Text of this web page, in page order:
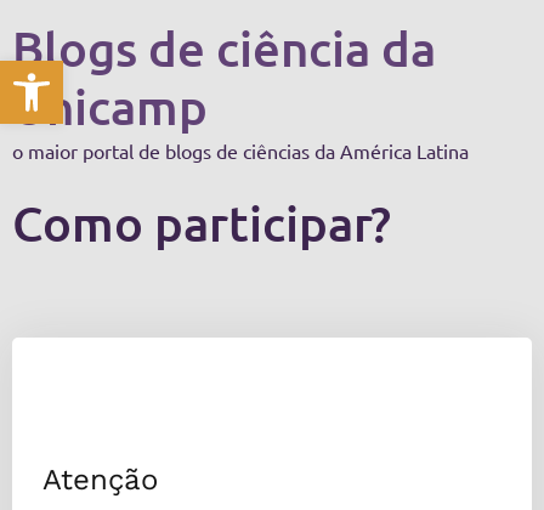
Abrir a barra de ferramentas
Blogs de ciência da
Unicamp
o maior portal de blogs de ciências da América Latina
Como participar?
Atenção